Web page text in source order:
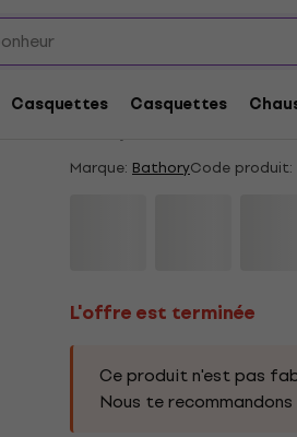
Casquettes Casquettes
L'offre est terminée
Bathory Under The
Marque: BathoryCode produit:
L'offre est terminée
Ce produit n'est pas
Nous te